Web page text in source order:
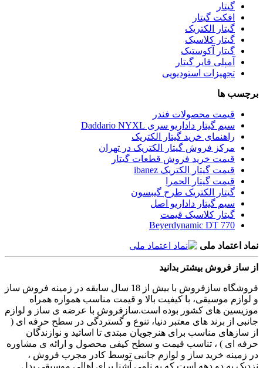
گیتار
افکت گیتار
گیتار الکتریک
گیتار کلاسیک
گیتار آکوستیک
آمپلی فایر گیتار
تجهیزات استودیویی
برچسب ها
قیمت محصولات فندر
سیم گیتار داداریو سری Daddario NYXL
راهنمای خرید گیتار الکتریک
مرکز فروش گیتار الکتریک در تهران
قیمت خرید فروش قطعات گیتار
قیمت گیتار الکتریک ibanez
قیمت گیتار الحمرا
گیتار الکتریک طرح گیبسون
سیم گیتار داداریو اصل
گیتار کلاسیک قیمت
Beyerdynamic DT 770
نماد اعتماد ملی
از ساز فروش بیشتر بدانید
فروشگاه سازفروش با بیش از 18 سال سابقه در زمینه فروش ساز
و لوازم موسیقی، با کیفیت بالا و قیمت مناسب همواره همراه
موزیسین های کشور بوده است.سازفروش با عرضه ی ساز و لوازم
جانبی از برند های معتبر دنیا، تنوع و گستردگی در سطح حرفه ای (
از سازهای مناسب برای هنرجویان مبتدی تا اساتید و نوازندگان
حرفه ای ) ، تناسب قیمت و سطح کیفی محصول و ارائه ی مشاوره
در زمینه خرید ساز و لوازم جانبی توسط کادر مجرب فروش ،
نزدیک به دو دهه است که به نامی آشنا برای اهالی موسیقی بدل